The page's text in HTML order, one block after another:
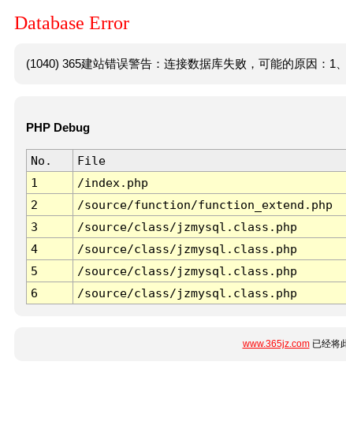
Database Error
(1040) 365建站错误警告：连接数据库失败，可能的原因：1
PHP Debug
No. File
1
/index.php
2
/source/function/function_extend.php
3
/source/class/jzmysql.class.php
4
/source/class/jzmysql.class.php
5
/source/class/jzmysql.class.php
6
/source/class/jzmysql.class.php
www.365jz.com已经将